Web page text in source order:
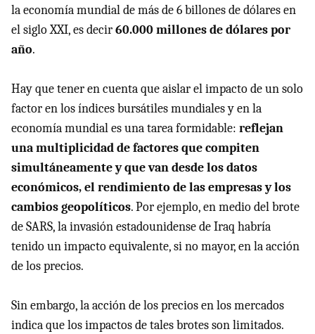
la economía mundial de más de 6 billones de dólares en
el siglo XXI, es decir60.000 millones de dólares por
año.
Hay que tener en cuenta que aislar el impacto de un solo
factor en los índices bursátiles mundiales y en la
economía mundial es una tarea formidable: reflejan
una multiplicidad de factores que compiten
simultáneamente y que van desde los datos
económicos, el rendimiento de las empresas y los
cambios geopolíticos. Por ejemplo, en medio del brote
de SARS, la invasión estadounidense de Iraq habría
tenido un impacto equivalente, si no mayor, en la acción
de los precios.
Sin embargo, la acción de los precios en los mercados
indica que los impactos de tales brotes son limitados.